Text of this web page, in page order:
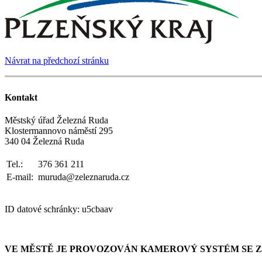
Návrat na předchozí stránku
Kontakt
Městský úřad Železná Ruda
Klostermannovo náměstí 295
340 04 Železná Ruda
Tel.:
376 361 211
E-mail: muruda@zeleznaruda.cz
ID datové schránky: u5cbaav
VE MĚSTĚ JE PROVOZOVÁN KAMEROVÝ SYSTÉM SE